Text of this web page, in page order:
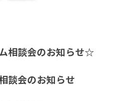
相談会のお知らせ☆
談会のお知らせ